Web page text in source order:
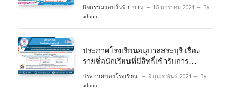
กิจกรรมรอบรั้วฟ้า-ขาว 15 มกราคม 2024 By
admin
ประกาศโรงเรียนอนุบาลสระบุรี เรื่อง
รายชื่อนักเรียนที่มีสิทธิ์เข้ารับการ
ประเมินความพร้อมเข้าเรียนชั้นประถม
ศึกษาปีที่ 1 โครงการห้องเรียนพิเศษ
ประกาศของโรงเรียน 9 กุมภาพันธ์ 2024 By
admin